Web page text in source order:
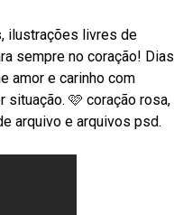
ilustrações livres de
sempre no coração! Dias
amor e carinho com
situação. 🩷 coração rosa,
arquivo e arquivos psd.